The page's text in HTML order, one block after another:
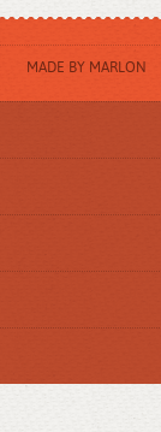
MADE BY MARLON